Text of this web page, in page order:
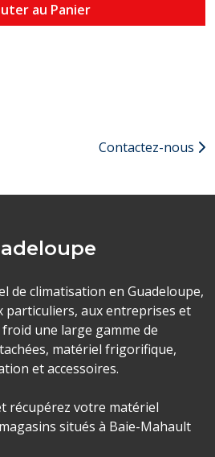
au Panier
Contactez-nous
de climatisation en Guadeloupe,
particuliers, aux entreprises et
une large gamme de
matériel frigorifique,
et accessoires.
récupérez votre matériel
situés à Baie-Mahault